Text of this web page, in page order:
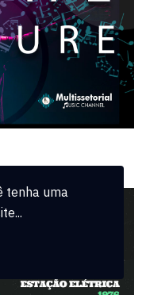
tenha uma